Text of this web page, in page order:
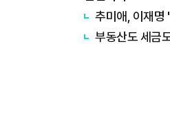
추미애, 이재명
부동산도 세금